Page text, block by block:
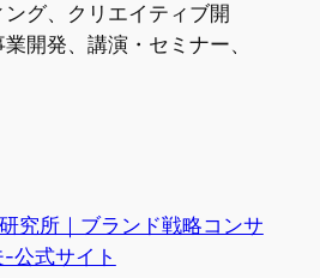
ング、クリエイティブ開
開発、講演・セミナー、
究所｜ブランド戦略コンサ
公式サイト